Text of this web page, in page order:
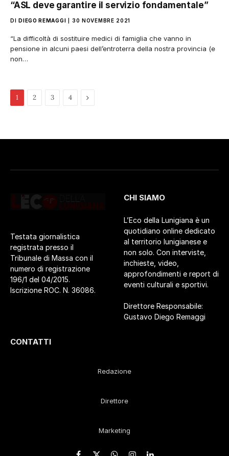
“ASL deve garantire il servizio fondamentale”
DI DIEGO REMAGGI 30 NOVEMBRE 2021
“La difficoltà di sostituire medici di famiglia che vanno in
pensione in alcuni paesi dell’entroterra della nostra provincia (e
non…
1 2 3 4
Pagina
Testata giornalistica
registrata presso il
Tribunale di Massa con il
numero di registrazione
196/1 del 04/2015.
Iscrizione ROC. N. 36086.
CHI SIAMO
L’Eco della Lunigiana è un
quotidiano online dedicato
al territorio lunigianese e
non solo. Con interviste,
inchieste, video,
approfondimenti e report di
eventi culturali e sportivi.
Direttore Responsabile:
Gustavo Diego Remaggi
CONTATTI
Redazione
Direttore
Marketing